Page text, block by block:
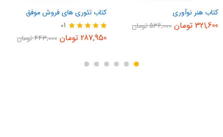
کتاب تئوری های فروش موفق
نمره
01
287,950 تومان 443,000تومان
کتاب هنر نوآوری
321,600 تومان 536,000تومان